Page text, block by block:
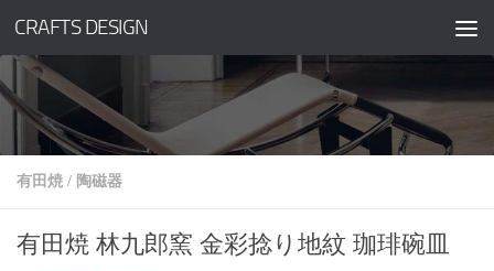
コンテンツへスキップ
CRAFTS DESIGN
有田焼 / 陶磁器
有田焼 林九郎窯 金彩捻り地紋 珈琲碗皿